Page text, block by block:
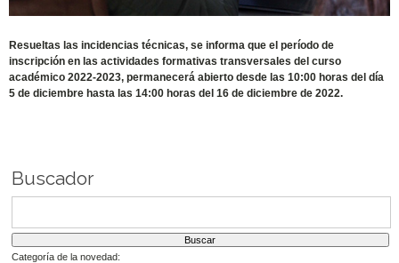
Resueltas las incidencias técnicas, se informa que el período de
inscripción en las actividades formativas transversales del curso
académico 2022-2023, permanecerá abierto desde las 10:00 horas del día
5 de diciembre hasta las 14:00 horas del 16 de diciembre de 2022.
Buscador
Categoría de la novedad: